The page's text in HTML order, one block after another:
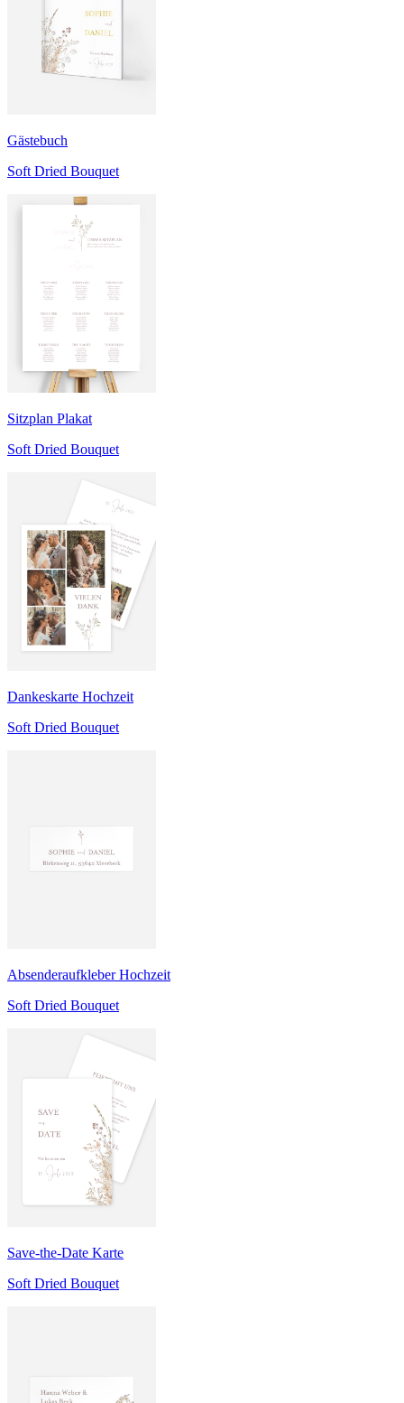
Gästebuch
Soft Dried Bouquet
Sitzplan Plakat
Soft Dried Bouquet
Dankeskarte Hochzeit
Soft Dried Bouquet
Absenderaufkleber Hochzeit
Soft Dried Bouquet
Save-the-Date Karte
Soft Dried Bouquet